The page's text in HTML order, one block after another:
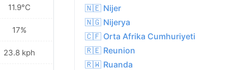
11.9°C
17%
23.8 kph
🇳🇪 Nijer
🇳🇬 Nijerya
🇨🇫 Orta Afrika Cumhuriyeti
🇷🇪 Reunion
🇷🇼 Ruanda